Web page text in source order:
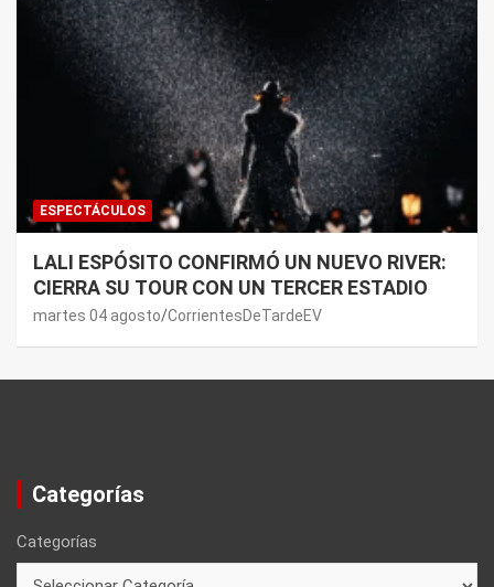
ESPECTÁCULOS
LALI ESPÓSITO CONFIRMÓ UN NUEVO RIVER:
CIERRA SU TOUR CON UN TERCER ESTADIO
martes 04 agosto CorrientesDeTardeEV
Categorías
Categorías